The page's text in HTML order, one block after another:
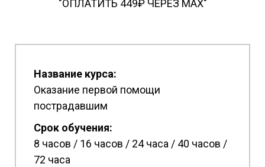
"ОПЛАТИТЬ 449₽ ЧЕРЕЗ MAX"
Название курса:
Оказание первой помощи
пострадавшим
Срок обучения:
8 часов / 16 часов / 24 часа / 40 часов /
72 часа